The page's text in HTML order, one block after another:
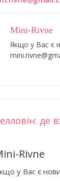
Mini-Rivne
Якщо у Вас є
де
Rivne
у Вас є